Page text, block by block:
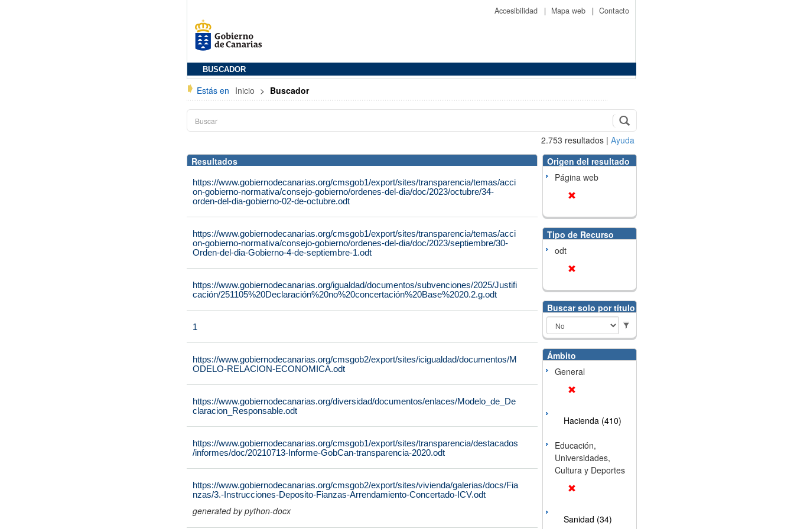
Accesibilidad | Mapa web | Contacto
BUSCADOR
Estás en Inicio > Buscador
2.753 resultados | Ayuda
Resultados
https://www.gobiernodecanarias.org/cmsgob1/export/sites/transparencia/temas/acci
on-gobierno-normativa/consejo-gobierno/ordenes-del-dia/doc/2023/octubre/34-
orden-del-dia-gobierno-02-de-octubre.odt
https://www.gobiernodecanarias.org/cmsgob1/export/sites/transparencia/temas/acci
on-gobierno-normativa/consejo-gobierno/ordenes-del-dia/doc/2023/septiembre/30-
Orden-del-dia-Gobierno-4-de-septiembre-1.odt
https://www.gobiernodecanarias.org/igualdad/documentos/subvenciones/2025/Justifi
cación/251105%20Declaración%20no%20concertación%20Base%2020.2.g.odt
1
https://www.gobiernodecanarias.org/cmsgob2/export/sites/icigualdad/documentos/M
ODELO-RELACION-ECONOMICA.odt
https://www.gobiernodecanarias.org/diversidad/documentos/enlaces/Modelo_de_De
claracion_Responsable.odt
https://www.gobiernodecanarias.org/cmsgob1/export/sites/transparencia/destacados
/informes/doc/20210713-Informe-GobCan-transparencia-2020.odt
https://www.gobiernodecanarias.org/cmsgob2/export/sites/vivienda/galerias/docs/Fia
nzas/3.-Instrucciones-Deposito-Fianzas-Arrendamiento-Concertado-ICV.odt
generated by python-docx
Origen del resultado
Página web
Tipo de Recurso
odt
Buscar solo por título
Ámbito
General
Hacienda (410)
Educación,
Universidades,
Cultura y Deportes
Sanidad (34)